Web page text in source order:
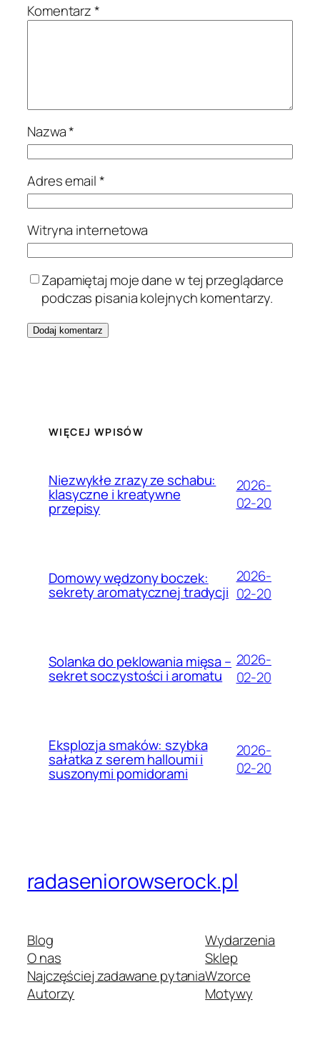
Komentarz*
Nazwa*
Adres email*
Witryna internetowa
Zapamiętaj moje dane w tej przeglądarce
podczas pisania kolejnych komentarzy.
WIĘCEJ WPISÓW
Niezwykłe zrazy ze schabu:
klasyczne i kreatywne
przepisy
2026-
02-20
Domowy wędzony boczek:
sekrety aromatycznej tradycji
2026-
02-20
Solanka do peklowania mięsa –
sekret soczystości i aromatu
2026-
02-20
Eksplozja smaków: szybka
sałatka z serem halloumi i
suszonymi pomidorami
2026-
02-20
radaseniorowserock.pl
Blog
O nas
Najczęściej zadawane pytania
Autorzy
Wydarzenia
Sklep
Wzorce
Motywy